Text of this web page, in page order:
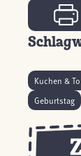
Kuchen &
Geburtstag